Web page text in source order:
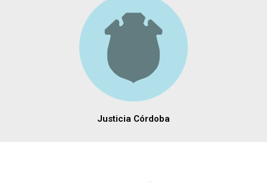
Justicia Córdoba